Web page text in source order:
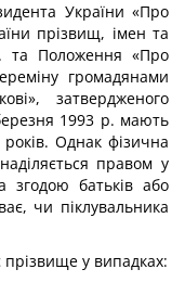
України «Про
прізвищ, імен та
та Положення «Про
громадянами
затвердженого
1993 р. мають
Однак фізична
правом у
згодою батьків або
чи піклувальника
у випадках: